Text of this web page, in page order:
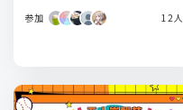
参加 12人